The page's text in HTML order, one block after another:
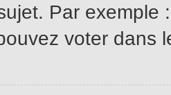
Par exemple
voter dans